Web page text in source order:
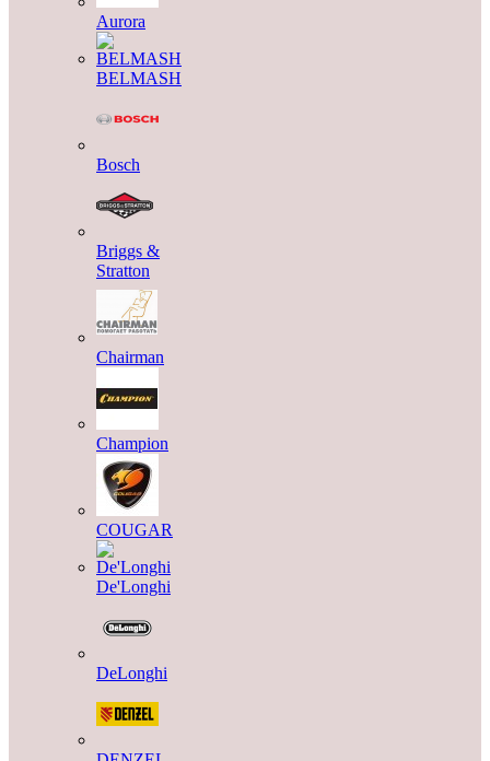
Aurora
BELMASH
Bosch
Briggs &
Stratton
Chairman
Champion
COUGAR
De'Longhi
DeLonghi